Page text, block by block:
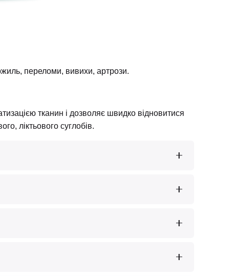
переломи, вивихи, артрози.
тканин і дозволяє швидко відновитися
ліктьового суглобів.
пошкодження незначне меніск можна